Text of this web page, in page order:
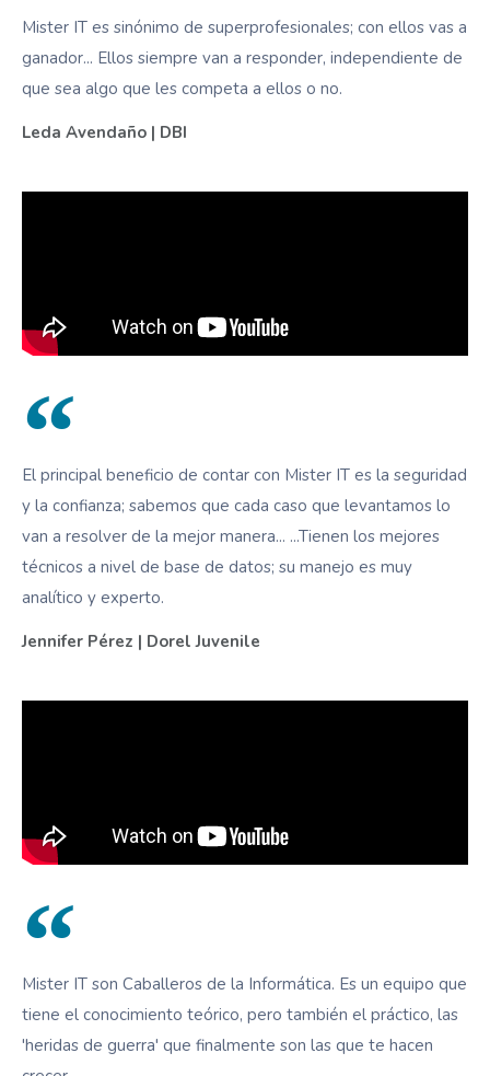
Mister IT es sinónimo de superprofesionales; con ellos vas a
ganador... Ellos siempre van a responder, independiente de
que sea algo que les competa a ellos o no.
Leda Avendaño | DBI
El principal beneficio de contar con Mister IT es la seguridad
y la confianza; sabemos que cada caso que levantamos lo
van a resolver de la mejor manera... ...Tienen los mejores
técnicos a nivel de base de datos; su manejo es muy
analítico y experto.
Jennifer Pérez | Dorel Juvenile
Mister IT son Caballeros de la Informática. Es un equipo que
tiene el conocimiento teórico, pero también el práctico, las
'heridas de guerra' que finalmente son las que te hacen